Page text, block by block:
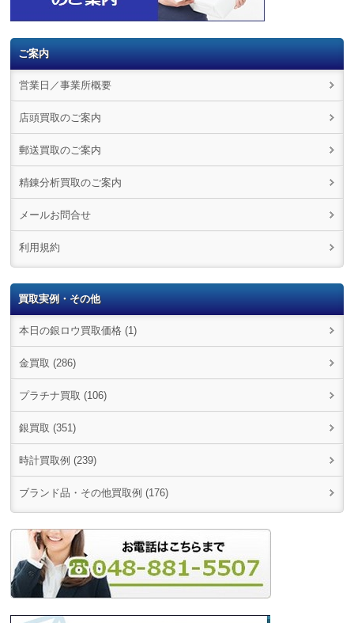
ご案内
営業日／事業所概要
店頭買取のご案内
郵送買取のご案内
精錬分析買取のご案内
メールお問合せ
利用規約
買取実例・その他
本日の銀ロウ買取価格 (1)
金買取 (286)
プラチナ買取 (106)
銀買取 (351)
時計買取例 (239)
ブランド品・その他買取例 (176)